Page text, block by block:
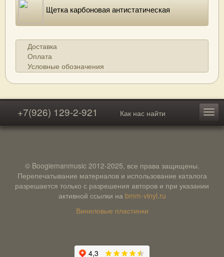
Щетка карбоновая антистатическая
Доставка
Оплата
Условные обозначения
+7(926) 129-2-921 Как нас найти
© Boogiemanmusic 2012-2025, все права защищены.
Перепечатывание материалов и использование каталога
разрешается только с разрешения авторов и при указании
активной ссылки на bmm-vinyl.ru
Виниловые пластинки